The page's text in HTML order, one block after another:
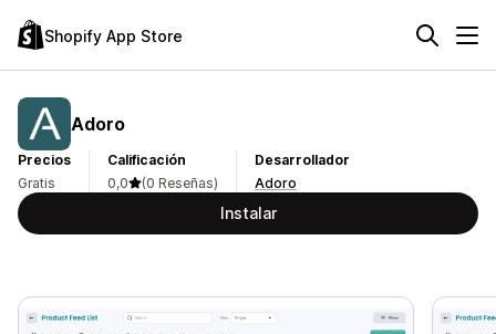
Shopify App Store
Adoro
Precios
Gratis
Calificación
0,0
(0 Reseñas)
Desarrollador
Adoro
Instalar